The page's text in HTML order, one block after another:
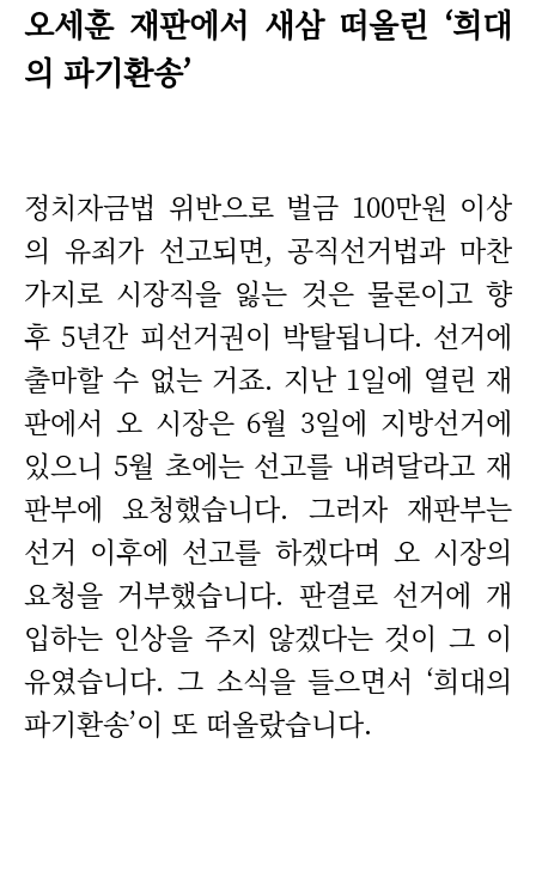
오세훈 재판에서 새삼 떠올린 ‘희대
의 파기환송’
정치자금법 위반으로 벌금 100만원 이상
의 유죄가 선고되면, 공직선거법과 마찬
가지로 시장직을 잃는 것은 물론이고 향
후 5년간 피선거권이 박탈됩니다. 선거에
출마할 수 없는 거죠. 지난 1일에 열린 재
판에서 오 시장은 6월 3일에 지방선거에
있으니 5월 초에는 선고를 내려달라고 재
판부에 요청했습니다. 그러자 재판부는
선거 이후에 선고를 하겠다며 오 시장의
요청을 거부했습니다. 판결로 선거에 개
입하는 인상을 주지 않겠다는 것이 그 이
유였습니다. 그 소식을 들으면서 ‘희대의
파기환송’이 또 떠올랐습니다.